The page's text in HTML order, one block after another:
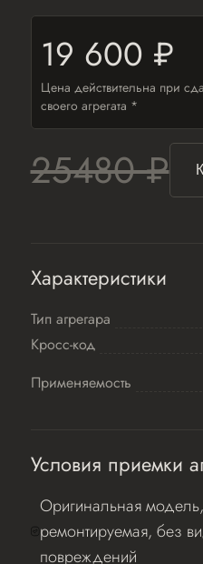
19 600 ₽
Цена действительна при
своего агрегата *
25480 ₽
Характеристики
Тип агрегара
Кросс-код
Применяемость
Условия приемки
Оригинальная
ремонтируемая, без
повреждений